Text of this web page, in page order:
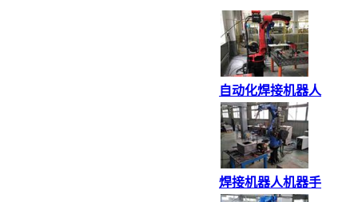
自动化焊接机器人
焊接机器人机器手